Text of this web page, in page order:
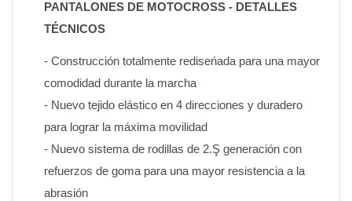
PANTALONES DE MOTOCROSS - DETALLES
TÉCNICOS
- Construcción totalmente rediseńada para una mayor
comodidad durante la marcha
- Nuevo tejido elástico en 4 direcciones y duradero
para lograr la máxima movilidad
- Nuevo sistema de rodillas de 2.Ş generación con
refuerzos de goma para una mayor resistencia a la
abrasión